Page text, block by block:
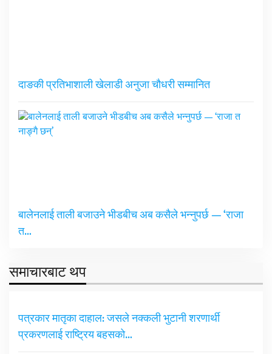
दाङकी प्रतिभाशाली खेलाडी अनुजा चौधरी सम्मानित
बालेनलाई ताली बजाउने भीडबीच अब कसैले भन्नुपर्छ — ‘राजा
त…
समाचारबाट थप
पत्रकार मातृका दाहाल: जसले नक्कली भुटानी शरणार्थी
प्रकरणलाई राष्ट्रिय बहसको…